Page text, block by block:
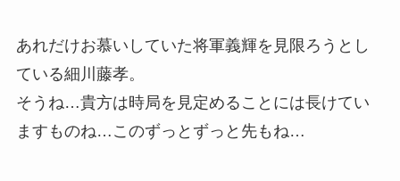
あれだけお慕いしていた将軍義輝を見限ろうとし
ている細川藤孝。
そうね…貴方は時局を見定めることには長けてい
ますものね…このずっとずっと先もね…